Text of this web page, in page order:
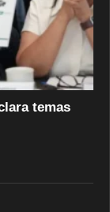
temas